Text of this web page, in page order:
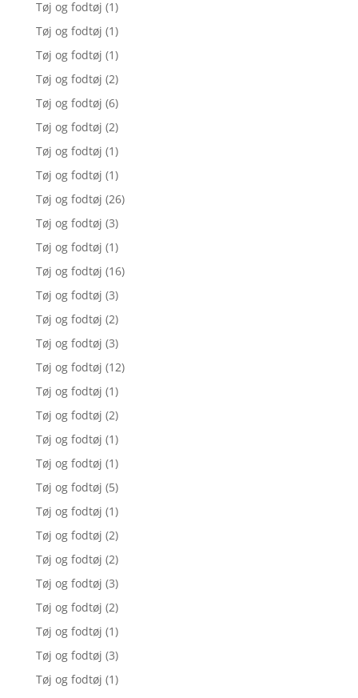
Tøj og fodtøj (1)
Tøj og fodtøj (1)
Tøj og fodtøj (1)
Tøj og fodtøj (2)
Tøj og fodtøj (6)
Tøj og fodtøj (2)
Tøj og fodtøj (1)
Tøj og fodtøj (1)
Tøj og fodtøj (26)
Tøj og fodtøj (3)
Tøj og fodtøj (1)
Tøj og fodtøj (16)
Tøj og fodtøj (3)
Tøj og fodtøj (2)
Tøj og fodtøj (3)
Tøj og fodtøj (12)
Tøj og fodtøj (1)
Tøj og fodtøj (2)
Tøj og fodtøj (1)
Tøj og fodtøj (1)
Tøj og fodtøj (5)
Tøj og fodtøj (1)
Tøj og fodtøj (2)
Tøj og fodtøj (2)
Tøj og fodtøj (3)
Tøj og fodtøj (2)
Tøj og fodtøj (1)
Tøj og fodtøj (3)
Tøj og fodtøj (1)